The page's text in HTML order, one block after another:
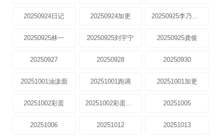
20250924日记 20250924加更 20250925李乃文林
20250925林一 20250925刘宇宁 20250925龚俊
20250927 20250928 20250930
20251001油泼面 20251001跑调 20251001加更
20251002彩蛋 20251002彩蛋龚俊 20251005
20251006 20251012 20251013